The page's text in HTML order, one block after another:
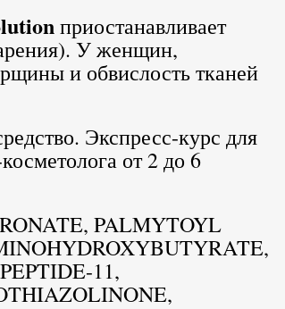
приостанавливает
У женщин,
и обвислость тканей
Экспресс-курс для
от 2 до 6
PALMYTOYL
11,